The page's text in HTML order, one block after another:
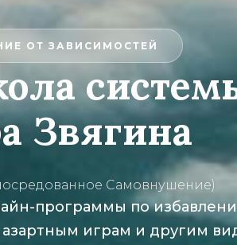
ОТ ЗАВИСИМОСТЕЙ
Звягина
Самовнушение)
программы по
играм и другим